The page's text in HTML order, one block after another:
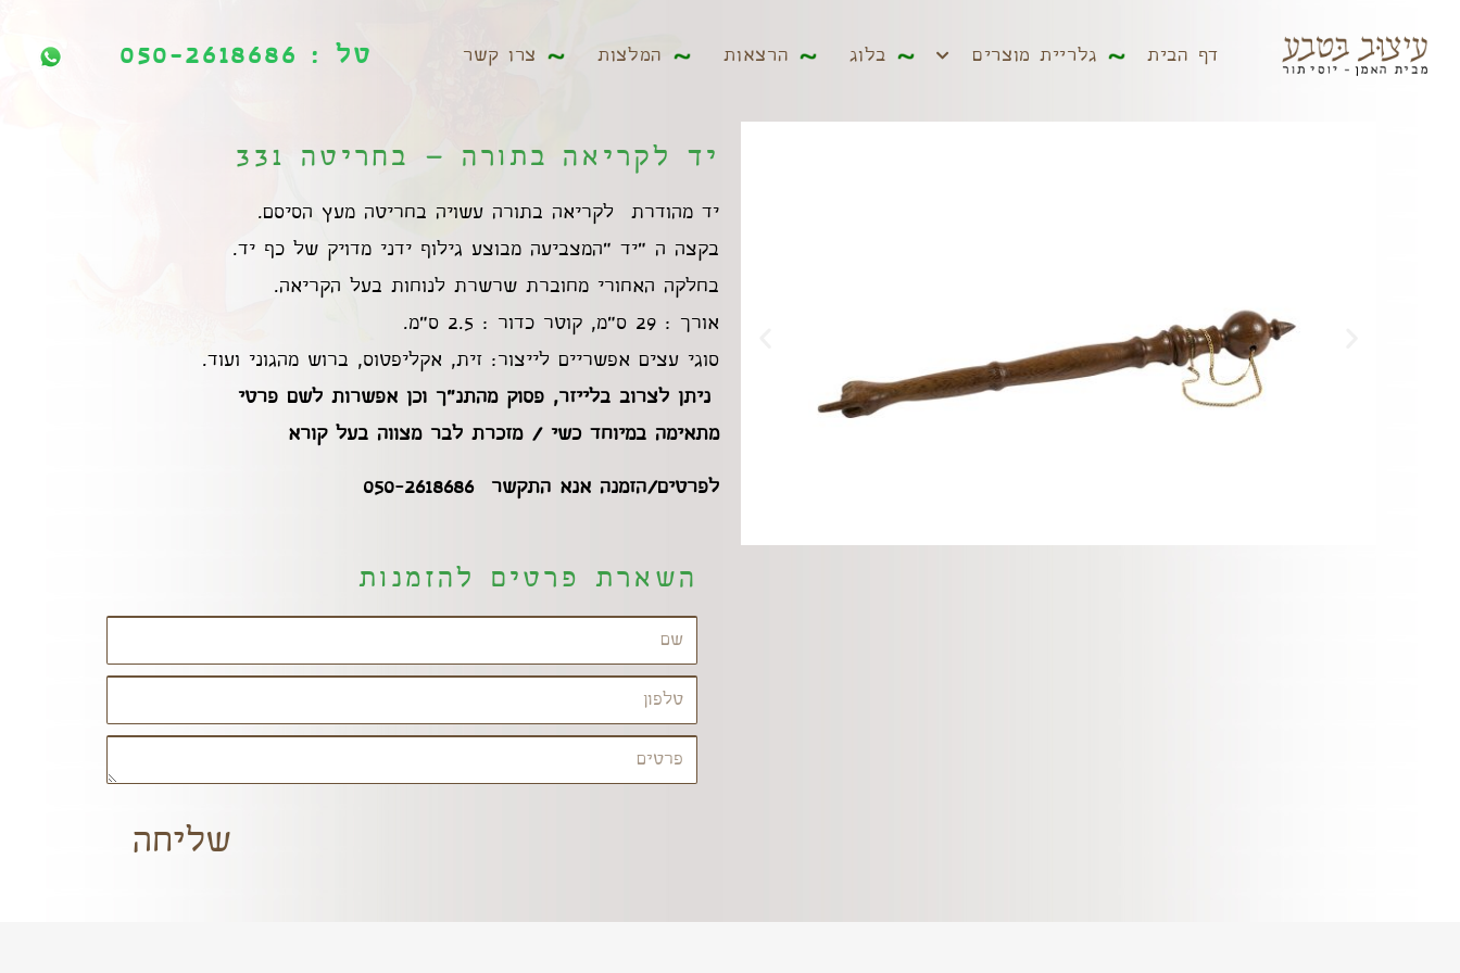
דף הבית גלריית מוצרים בלוג הרצאות המלצות צרו קשר טל : 050-2618686 דף הבית גלריית מוצרים בלוג הרצאות המלצות צרו קשר טל : 050-2618686
יד לקריאה בתורה – בחריטה 331
יד מהודרת לקריאה בתורה עשויה בחריטה מעץ הסיסם.
בקצה ה "יד "המצביעה מבוצע גילוף ידני מדויק של כף יד.
בחלקה האחורי מחוברת שרשרת לנוחות בעל הקריאה.
אורך : 29 ס"מ, קוטר כדור : 2.5 ס"מ.
סוגי עצים אפשריים לייצור: זית, אקליפטוס, ברוש מהגוני ועוד.
ניתן לצרוב בלייזר, פסוק מהתנ"ך וכן אפשרות לשם פרטי
מתאימה במיוחד כשי / מזכרת לבר מצווה בעל קורא
לפרטים/הזמנה אנא התקשר 050-2618686
שליחה
השארת פרטים להזמנות